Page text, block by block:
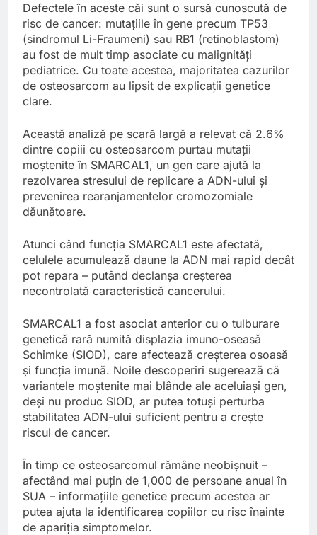
Defectele în aceste căi sunt o sursă cunoscută de
risc de cancer: mutațiile în gene precum TP53
(sindromul Li-Fraumeni) sau RB1 (retinoblastom)
au fost de mult timp asociate cu malignități
pediatrice. Cu toate acestea, majoritatea cazurilor
de osteosarcom au lipsit de explicații genetice
clare.
Această analiză pe scară largă a relevat că 2.6%
dintre copiii cu osteosarcom purtau mutații
moștenite în SMARCAL1, un gen care ajută la
rezolvarea stresului de replicare a ADN-ului și
prevenirea rearanjamentelor cromozomiale
dăunătoare.
Atunci când funcția SMARCAL1 este afectată,
celulele acumulează daune la ADN mai rapid decât
pot repara – putând declanșa creșterea
necontrolată caracteristică cancerului.
SMARCAL1 a fost asociat anterior cu o tulburare
genetică rară numită displazia imuno-oseasă
Schimke (SIOD), care afectează creșterea osoasă
și funcția imună. Noile descoperiri sugerează că
variantele moștenite mai blânde ale aceluiași gen,
deși nu produc SIOD, ar putea totuși perturba
stabilitatea ADN-ului suficient pentru a crește
riscul de cancer.
În timp ce osteosarcomul rămâne neobișnuit –
afectând mai puțin de 1,000 de persoane anual în
SUA – informațiile genetice precum acestea ar
putea ajuta la identificarea copiilor cu risc înainte
de apariția simptomelor.